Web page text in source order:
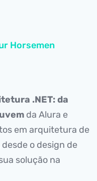
Horsemen
.NET: da
da Alura e
em arquitetura de
o design de
solução na